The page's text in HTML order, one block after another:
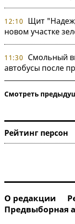
12:10
Щит
новом участке
11:30
Смольный
автобусы после
Смотреть
О редакции
Предвыборная